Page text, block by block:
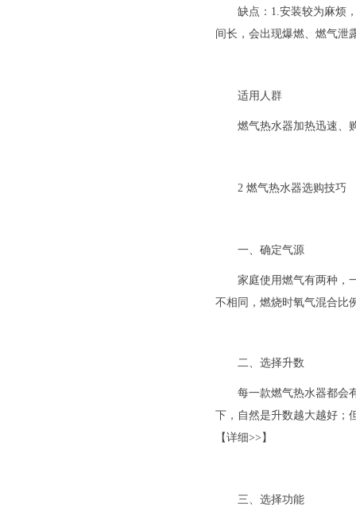
缺点：1.安装较为麻烦
间长，会出现爆燃、燃气泄
适用人群
燃气热水器加热迅速、
2 燃气热水器选购技巧
一、确定气源
家庭使用燃气有两种，
不相同，燃烧时氧气混合比
二、选择升数
每一款燃气热水器都会
下，自然是升数越大越好；
【详细>>】
三、选择功能